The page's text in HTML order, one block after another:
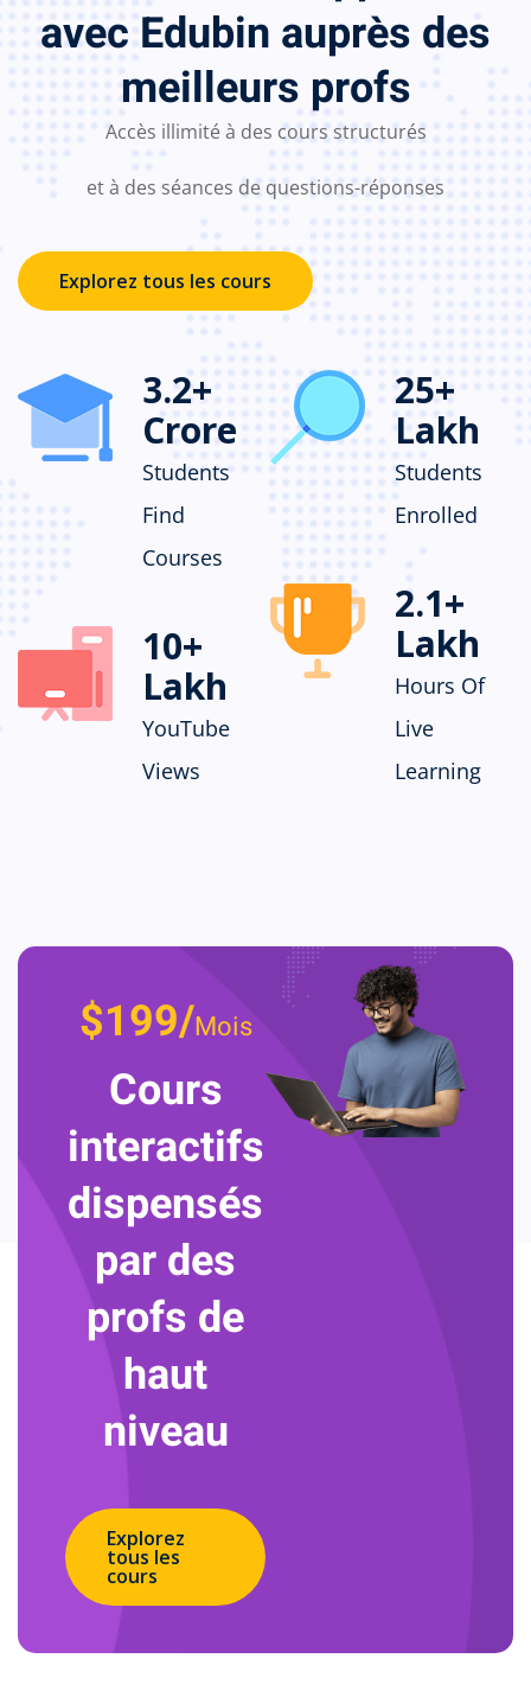
avec Edubin auprès des
meilleurs profs
Accès illimité à des cours structurés
et à des séances de questions-réponses
Explorez tous les cours
3.2+
Crore
Students
Find
Courses
10+
Lakh
YouTube
Views
25+
Lakh
Students
Enrolled
2.1+
Lakh
Hours Of
Live
Learning
$199/Mois
Cours
interactifs
dispensés
par des
profs de
haut
niveau
Explorez
tous les
cours